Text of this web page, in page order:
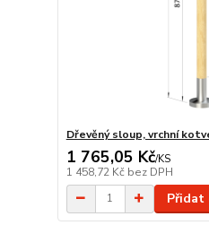
Dřevěný sloup, vrchní
1 765,05 Kč/KS
1 458,72 Kč bez DPH
Přidat